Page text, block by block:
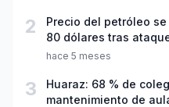
2
Precio del petróleo
80 dólares tras
hace 5 meses
3
Huaraz: 68 % de
mantenimiento de